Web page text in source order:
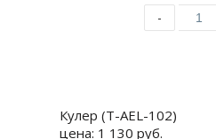
-
Кулер (T-AEL-102)
цена: 1 130 руб.